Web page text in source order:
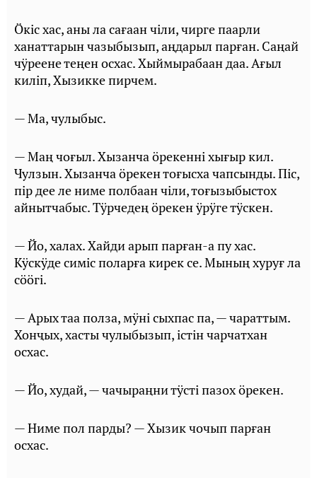
Ӧкiс хас, аны ла сағаан чiли, чирге паарли
ханаттарын чазыбызып, аңдарыл парған. Саңай
чӱреене теңен осхас. Хыймырабаан даа. Ағыл
килiп, Хызикке пирчем.
— Ма, чулыбыс.
— Маң чоғыл. Хызанча ӧрекеннi хығыр кил.
Чулзын. Хызанча ӧрекен тоғысха чапсынды. Пiс,
пiр дее ле ниме полбаан чiли, тоғызыбыстох
айнытчабыс. Тӱрчедең ӧрекен ӱрӱге тӱскен.
— Йо, халах. Хайди арып парған-а пу хас.
Кӱскӱде симiс поларға кирек се. Мының хуруғ ла
сӧӧгi.
— Арых таа полза, мӱнi сыхпас па, — чараттым.
Хонҷых, хасты чулыбызып, iстiн чарчатхан
осхас.
— Йо, худай, — чачыраңни тӱстi пазох ӧрекен.
— Ниме пол парды? — Хызик чочып парған
осхас.